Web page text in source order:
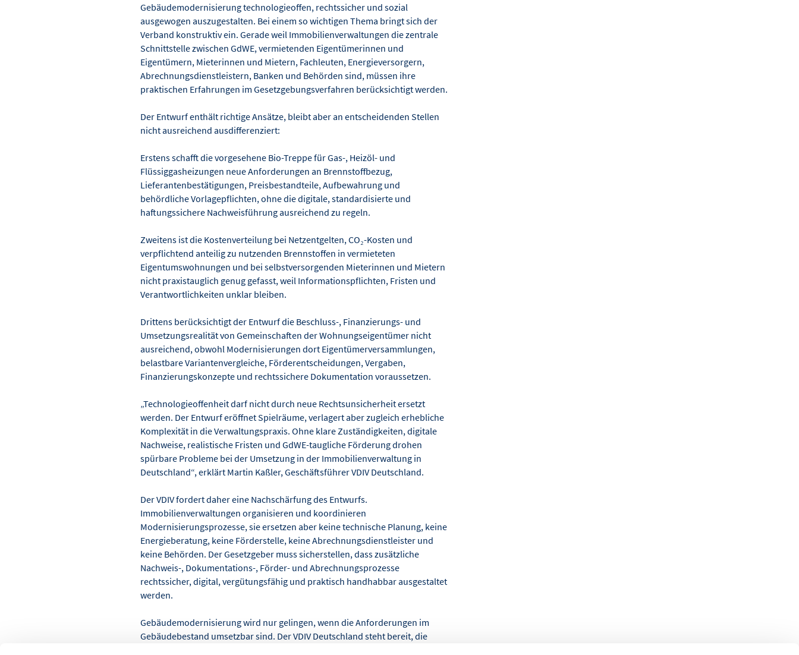
Gebäudemodernisierung technologieoffen, rechtssicher und sozial
ausgewogen auszugestalten. Bei einem so wichtigen Thema bringt sich der
Verband konstruktiv ein. Gerade weil Immobilienverwaltungen die zentrale
Schnittstelle zwischen GdWE, vermietenden Eigentümerinnen und
Eigentümern, Mieterinnen und Mietern, Fachleuten, Energieversorgern,
Abrechnungsdienstleistern, Banken und Behörden sind, müssen ihre
praktischen Erfahrungen im Gesetzgebungsverfahren berücksichtigt werden.
Der Entwurf enthält richtige Ansätze, bleibt aber an entscheidenden Stellen
nicht ausreichend ausdifferenziert:
Erstens schafft die vorgesehene Bio-Treppe für Gas-, Heizöl- und
Flüssiggasheizungen neue Anforderungen an Brennstoffbezug,
Lieferantenbestätigungen, Preisbestandteile, Aufbewahrung und
behördliche Vorlagepflichten, ohne die digitale, standardisierte und
haftungssichere Nachweisführung ausreichend zu regeln.
Zweitens ist die Kostenverteilung bei Netzentgelten, CO₂-Kosten und
verpflichtend anteilig zu nutzenden Brennstoffen in vermieteten
Eigentumswohnungen und bei selbstversorgenden Mieterinnen und Mietern
nicht praxistauglich genug gefasst, weil Informationspflichten, Fristen und
Verantwortlichkeiten unklar bleiben.
Drittens berücksichtigt der Entwurf die Beschluss-, Finanzierungs- und
Umsetzungsrealität von Gemeinschaften der Wohnungseigentümer nicht
ausreichend, obwohl Modernisierungen dort Eigentümerversammlungen,
belastbare Variantenvergleiche, Förderentscheidungen, Vergaben,
Finanzierungskonzepte und rechtssichere Dokumentation voraussetzen.
„Technologieoffenheit darf nicht durch neue Rechtsunsicherheit ersetzt
werden. Der Entwurf eröffnet Spielräume, verlagert aber zugleich erhebliche
Komplexität in die Verwaltungspraxis. Ohne klare Zuständigkeiten, digitale
Nachweise, realistische Fristen und GdWE-taugliche Förderung drohen
spürbare Probleme bei der Umsetzung in der Immobilienverwaltung in
Deutschland“, erklärt Martin Kaßler, Geschäftsführer VDIV Deutschland.
Der VDIV fordert daher eine Nachschärfung des Entwurfs.
Immobilienverwaltungen organisieren und koordinieren
Modernisierungsprozesse, sie ersetzen aber keine technische Planung, keine
Energieberatung, keine Förderstelle, keine Abrechnungsdienstleister und
keine Behörden. Der Gesetzgeber muss sicherstellen, dass zusätzliche
Nachweis-, Dokumentations-, Förder- und Abrechnungsprozesse
rechtssicher, digital, vergütungsfähig und praktisch handhabbar ausgestaltet
werden.
Gebäudemodernisierung wird nur gelingen, wenn die Anforderungen im
Gebäudebestand umsetzbar sind. Der VDIV Deutschland steht bereit, die